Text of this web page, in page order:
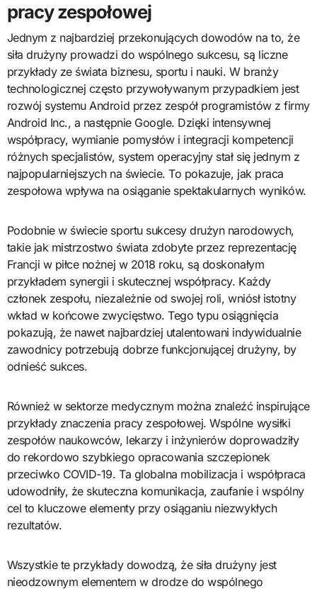
pracy zespołowej
Jednym z najbardziej przekonujących dowodów na to, że
siła drużyny prowadzi do wspólnego sukcesu, są liczne
przykłady ze świata biznesu, sportu i nauki. W branży
technologicznej często przywoływanym przypadkiem jest
rozwój systemu Android przez zespół programistów z firmy
Android Inc., a następnie Google. Dzięki intensywnej
współpracy, wymianie pomysłów i integracji kompetencji
różnych specjalistów, system operacyjny stał się jednym z
najpopularniejszych na świecie. To pokazuje, jak praca
zespołowa wpływa na osiąganie spektakularnych wyników.
Podobnie w świecie sportu sukcesy drużyn narodowych,
takie jak mistrzostwo świata zdobyte przez reprezentację
Francji w piłce nożnej w 2018 roku, są doskonałym
przykładem synergii i skutecznej współpracy. Każdy
członek zespołu, niezależnie od swojej roli, wniósł istotny
wkład w końcowe zwycięstwo. Tego typu osiągnięcia
pokazują, że nawet najbardziej utalentowani indywidualnie
zawodnicy potrzebują dobrze funkcjonującej drużyny, by
odnieść sukces.
Również w sektorze medycznym można znaleźć inspirujące
przykłady znaczenia pracy zespołowej. Wspólne wysiłki
zespołów naukowców, lekarzy i inżynierów doprowadziły
do rekordowo szybkiego opracowania szczepionek
przeciwko COVID-19. Ta globalna mobilizacja i współpraca
udowodniły, że skuteczna komunikacja, zaufanie i wspólny
cel to kluczowe elementy przy osiąganiu niezwykłych
rezultatów.
Wszystkie te przykłady dowodzą, że siła drużyny jest
nieodzownym elementem w drodze do wspólnego